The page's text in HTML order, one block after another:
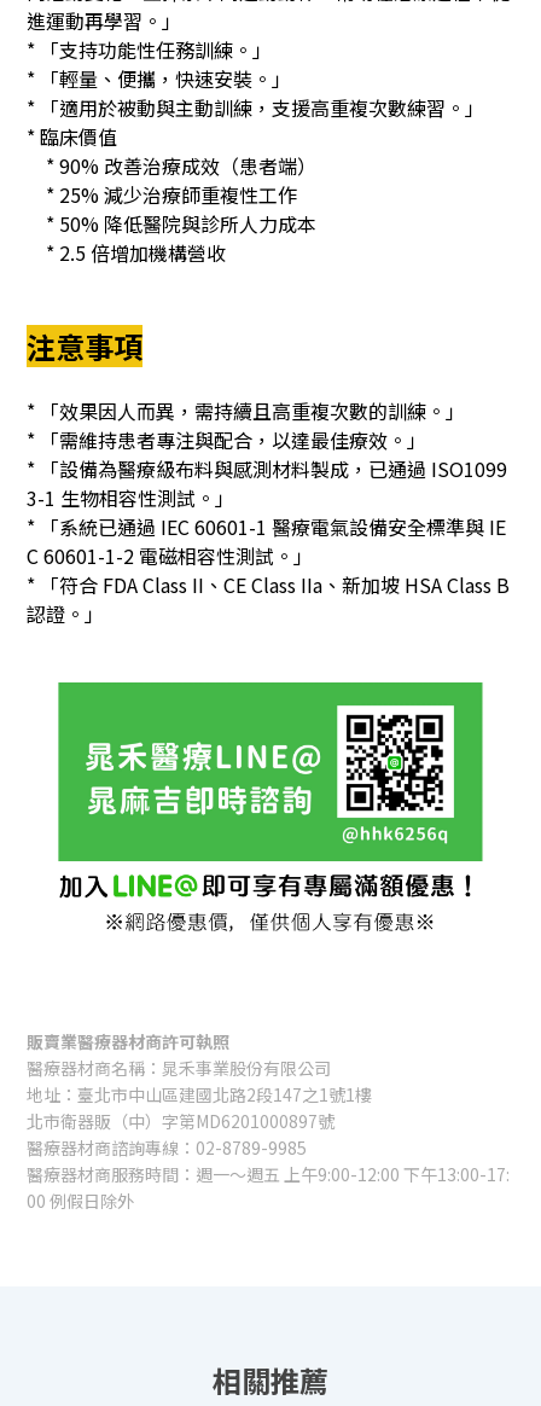
進運動再學習。」
* 「支持功能性任務訓練。」
* 「輕量、便攜，快速安裝。」
* 「適用於被動與主動訓練，支援高重複次數練習。」
* 臨床價值
* 90% 改善治療成效（患者端）
* 25% 減少治療師重複性工作
* 50% 降低醫院與診所人力成本
* 2.5 倍增加機構營收
注意事項
* 「效果因人而異，需持續且高重複次數的訓練。」
* 「需維持患者專注與配合，以達最佳療效。」
* 「設備為醫療級布料與感測材料製成，已通過 ISO1099
3-1 生物相容性測試。」
* 「系統已通過 IEC 60601-1 醫療電氣設備安全標準與 IE
C 60601-1-2 電磁相容性測試。」
* 「符合 FDA Class II、CE Class IIa、新加坡 HSA Class B
認證。」
販賣業醫療器材商許可執照
醫療器材商名稱：晁禾事業股份有限公司
地址：臺北市中山區建國北路2段147之1號1樓
北市衛器販（中）字第MD6201000897號
醫療器材商諮詢專線：02-8789-9985
醫療器材商服務時間：週一～週五 上午9:00-12:00 下午13:00-17:
00 例假日除外